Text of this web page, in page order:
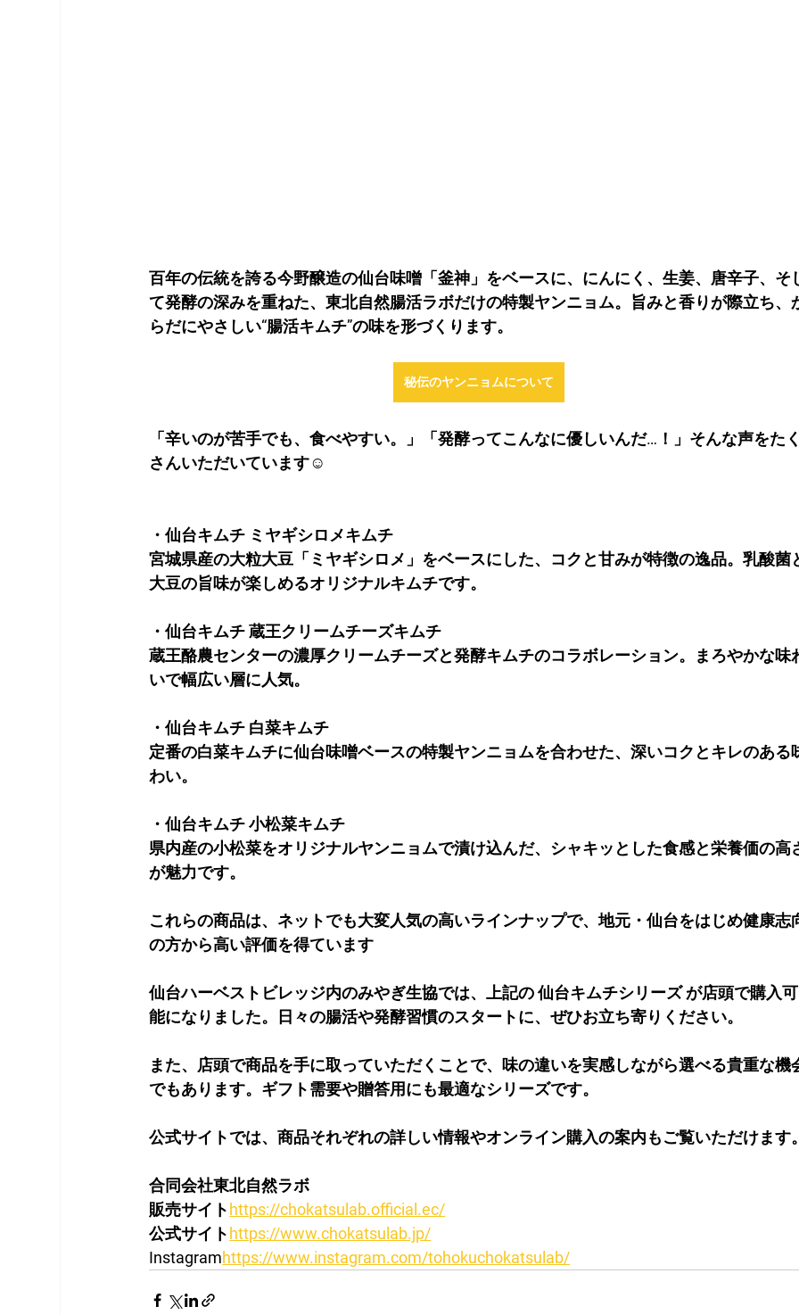
百年の伝統を誇る今野醸造の仙台味噌「釜神」をベースに、にんにく、生姜、唐辛子、そ
て発酵の深みを重ねた、東北自然腸活ラボだけの特製ヤンニョム。旨みと香りが際立ち、
らだにやさしい“腸活キムチ”の味を形づくります。
秘伝のヤンニョムについて
「辛いのが苦手でも、食べやすい。」「発酵ってこんなに優しいんだ…！」そんな声をた
さんいただいています☺️
・仙台キムチ ミヤギシロメキムチ
宮城県産の大粒大豆「ミヤギシロメ」をベースにした、コクと甘みが特徴の逸品。乳酸菌
大豆の旨味が楽しめるオリジナルキムチです。
・仙台キムチ 蔵王クリームチーズキムチ
蔵王酪農センターの濃厚クリームチーズと発酵キムチのコラボレーション。まろやかな味
いで幅広い層に人気。
・仙台キムチ 白菜キムチ
定番の白菜キムチに仙台味噌ベースの特製ヤンニョムを合わせた、深いコクとキレのある
わい。
・仙台キムチ 小松菜キムチ
県内産の小松菜をオリジナルヤンニョムで漬け込んだ、シャキッとした食感と栄養価の高
が魅力です。
これらの商品は、ネットでも大変人気の高いラインナップで、地元・仙台をはじめ健康志
の方から高い評価を得ています
仙台ハーベストビレッジ内のみやぎ生協では、上記の 仙台キムチシリーズ が店頭で購入可
能になりました。日々の腸活や発酵習慣のスタートに、ぜひお立ち寄りください。
また、店頭で商品を手に取っていただくことで、味の違いを実感しながら選べる貴重な機
でもあります。ギフト需要や贈答用にも最適なシリーズです。
公式サイトでは、商品それぞれの詳しい情報やオンライン購入の案内もご覧いただけます
合同会社東北自然ラボ
販売サイト https://chokatsulab.official.ec/
公式サイト https://www.chokatsulab.jp/
Instagramhttps://www.instagram.com/tohokuchokatsulab/